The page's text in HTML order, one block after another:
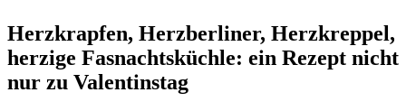
Herzkrapfen, Herzberliner, Herzkreppel,
herzige Fasnachtsküchle: ein Rezept nicht
nur zu Valentinstag